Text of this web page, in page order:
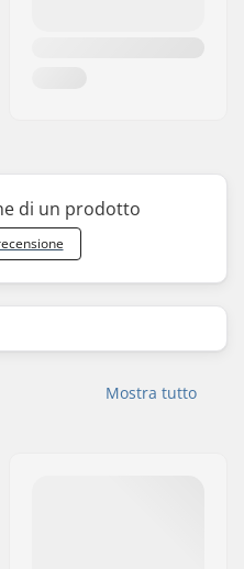
di un prodotto
Mostra tutto